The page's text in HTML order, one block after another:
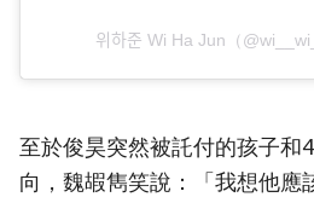
위하준 Wi Ha Jun（
至於俊昊突然被託付的孩子和
向，魏嘏雋笑說：「我想他應